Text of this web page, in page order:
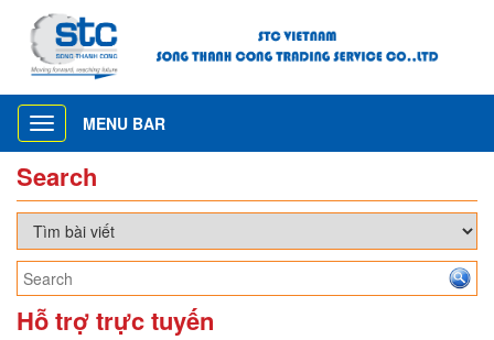
Toggle
navigation
MENU BAR
Search
Hỗ trợ trực tuyến